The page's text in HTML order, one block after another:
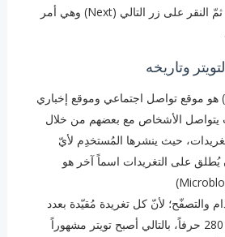
7. ‏قم باختيار اهتماماتك، ثمّ النقر على زر التالي (Next) وهي أمر
وتاريخه
تعريف التويتر (Twitter) هو موقع تواصل اجتماعي وموقع إخباري
يتواصل الأشخاص مع بعضهم من خلال
حيث ينشرها المُستخدِم لأيّ
على التغريدات اسماً آخر هو
والتصفّح؛ لأنّ كل تغريدة مُقيّدة بعدد
محدد من الحروف وهي 280 حرفاً، بالتالي أصبح تويتر مشهوراً